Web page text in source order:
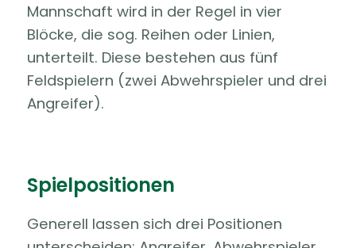
Mannschaft wird in der Regel in vier
Blöcke, die sog. Reihen oder Linien,
unterteilt. Diese bestehen aus fünf
Feldspielern (zwei Abwehrspieler und drei
Angreifer).
Spielpositionen
Generell lassen sich drei Positionen